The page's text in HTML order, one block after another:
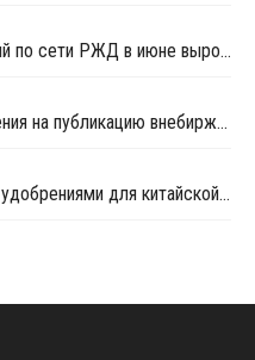
Перевозка экспортных удобрений по сети РЖД в июне выросла на 11,2%
ФАС предложила снять ограничения на публикацию внебиржевых индексов на удобрения
Арбитраж арестовал сухогруз с удобрениями для китайской компании